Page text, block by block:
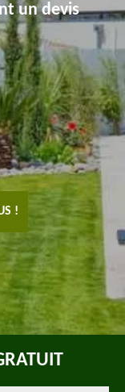
un devis
!